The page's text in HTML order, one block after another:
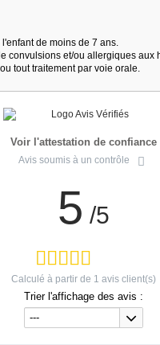
de moins de 7 ans.
convulsions et/ou allergiques aux
tout traitement par voie orale.
Voir l'attestation de confiance
Avis soumis à un contrôle
5 /5
Calculé à partir de 1 avis client(s)
Trier l'affichage des avis :
---